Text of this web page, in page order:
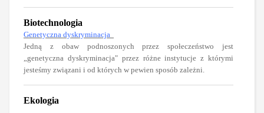
Biotechnologia
Genetyczna dyskryminacja
Jedną z obaw podnoszonych przez społeczeństwo jest
„genetyczna dyskryminacja" przez różne instytucje z którymi
jesteśmy związani i od których w pewien sposób zależni.
Ekologia